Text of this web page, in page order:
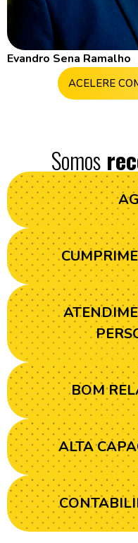
Evandro Sena Ramalho
ACELERE
Somos
BOM
ALTA